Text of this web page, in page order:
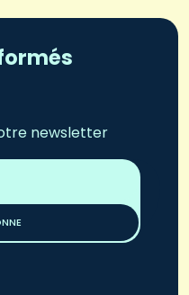
newsletter